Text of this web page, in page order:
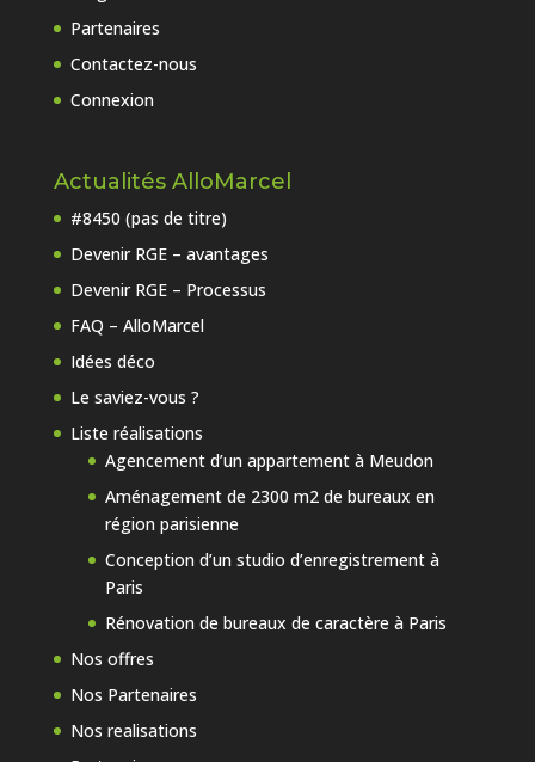
Partenaires
Contactez-nous
Connexion
Actualités AlloMarcel
#8450 (pas de titre)
Devenir RGE – avantages
Devenir RGE – Processus
FAQ – AlloMarcel
Idées déco
Le saviez-vous ?
Liste réalisations
Agencement d’un appartement à Meudon
Aménagement de 2300 m2 de bureaux en
région parisienne
Conception d’un studio d’enregistrement à
Paris
Rénovation de bureaux de caractère à Paris
Nos offres
Nos Partenaires
Nos realisations